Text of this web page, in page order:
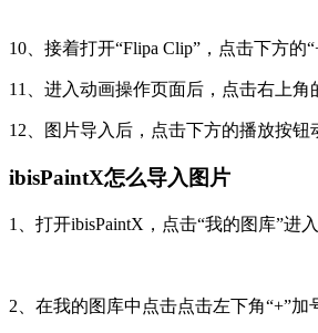
10、接着打开“Flipa Clip”，点击下方的
11、进入动画操作页面后，点击右上角
12、图片导入后，点击下方的播放按钮
ibisPaintX怎么导入图片
1、打开ibisPaintX，点击“我的图库”进入
2、在我的图库中点击点击左下角“+”加